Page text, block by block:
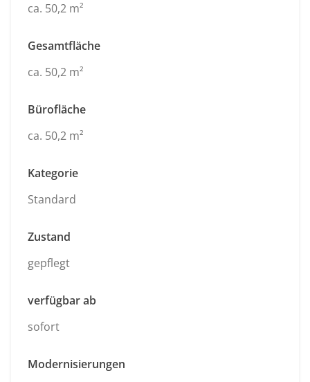
ca. 50,2 m²
Gesamtfläche
ca. 50,2 m²
Bürofläche
ca. 50,2 m²
Kategorie
Standard
Zustand
gepflegt
verfügbar ab
sofort
Modernisierungen